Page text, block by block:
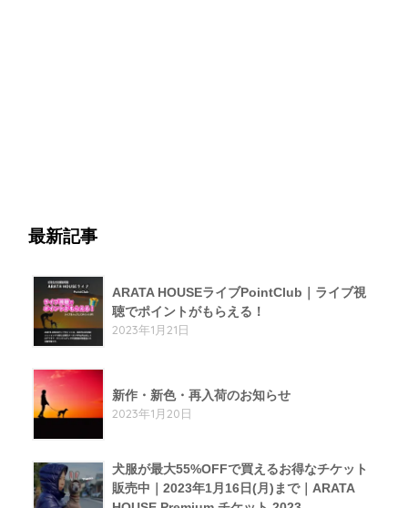
最新記事
ARATA HOUSEライブPointClub｜ライブ視
聴でポイントがもらえる！
2023年1月21日
新作・新色・再入荷のお知らせ
2023年1月20日
犬服が最大55%OFFで買えるお得なチケット
販売中｜2023年1月16日(月)まで｜ARATA